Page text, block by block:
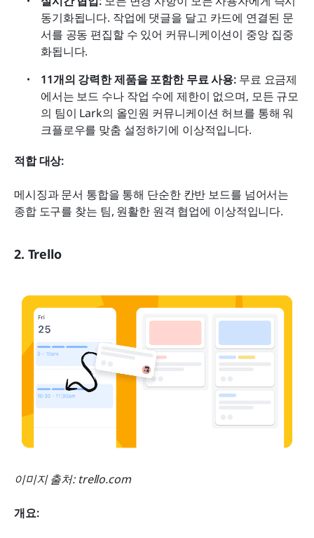
동기화됩니다. 작업에 댓글을 달고 카드에 연결된 문
서를 공동 편집할 수 있어 커뮤니케이션이 중앙 집중
화됩니다.
11개의 강력한 제품을 포함한 무료 사용: 무료 요금제
에서는 보드 수나 작업 수에 제한이 없으며, 모든 규모
의 팀이 Lark의 올인원 커뮤니케이션 허브를 통해 워
크플로우를 맞춤 설정하기에 이상적입니다.
적합 대상:
메시징과 문서 통합을 통해 단순한 칸반 보드를 넘어서는
종합 도구를 찾는 팀, 원활한 원격 협업에 이상적입니다.
2. Trello
이미지 출처: trello.com
개요: